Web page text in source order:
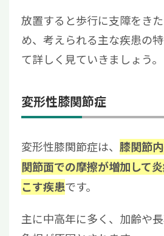
放置すると歩行に支障をき
め、考えられる主な疾患の
て詳しく見ていきましょう。
変形性膝関節症
変形性膝関節症は、 膝関節
関節面での摩擦が増加して
こす疾患です。
主に中高年に多く、加齢や